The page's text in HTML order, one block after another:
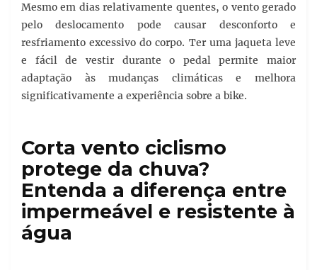
Mesmo em dias relativamente quentes, o vento gerado
pelo deslocamento pode causar desconforto e
resfriamento excessivo do corpo. Ter uma jaqueta leve
e fácil de vestir durante o pedal permite maior
adaptação às mudanças climáticas e melhora
significativamente a experiência sobre a bike.
Corta vento ciclismo
protege da chuva?
Entenda a diferença entre
impermeável e resistente à
água